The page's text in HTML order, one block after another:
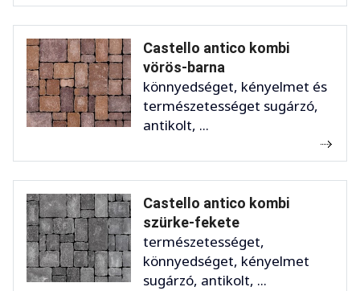
Castello antico kombi
vörös-barna
könnyedséget, kényelmet és
természetességet sugárzó,
antikolt, ...
Castello antico kombi
szürke-fekete
természetességet,
könnyedséget, kényelmet
sugárzó, antikolt, ...